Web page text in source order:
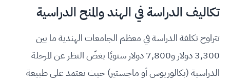
تكاليف الدراسة في الهند والمنح الدراسية
تتراوح تكلفة الدراسة في معظم الجامعات الهندية ما بين
3,300 دولار و7,800 دولار سنويًا بغضّ النظر عن المرحلة
الدراسية (بكالوريوس أو ماجستير) حيث تعتمد على طبيعة